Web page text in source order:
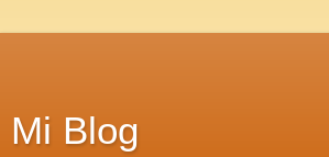
Mi Blog